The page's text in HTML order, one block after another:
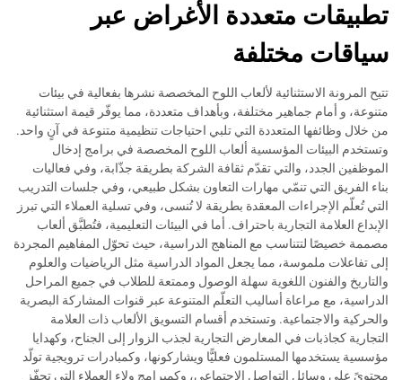
تطبيقات متعددة الأغراض عبر
سياقات مختلفة
تتيح المرونة الاستثنائية لألعاب اللوح المخصصة نشرها بفعالية في بيئات
متنوعة، و أمام جماهير مختلفة، وبأهداف متعددة، مما يوفّر قيمة استثنائية
من خلال وظائفها المتعددة التي تلبي احتياجات تنظيمية متنوعة في آنٍ واحد.
وتستخدم البيئات المؤسسية ألعاب اللوح المخصصة في برامج إدخال
الموظفين الجدد، والتي تقدّم ثقافة الشركة بطريقة جذّابة، وفي فعاليات
بناء الفريق التي تنمّي مهارات التعاون بشكل طبيعي، وفي جلسات التدريب
التي تُعلّم الإجراءات المعقدة بطريقة لا تُنسى، وفي تسلية العملاء التي تبرز
الإبداع العلامة التجارية باحتراف. أما في البيئات التعليمية، فتُطبَّق ألعاب
مصممة خصيصًا لتتناسب مع المناهج الدراسية، حيث تحوّل المفاهيم المجردة
إلى تفاعلات ملموسة، مما يجعل المواد الدراسية مثل الرياضيات والعلوم
والتاريخ والفنون اللغوية سهلة الوصول وممتعة للطلاب في جميع المراحل
الدراسية، مع مراعاة أساليب التعلّم المتنوعة عبر قنوات المشاركة البصرية
والحركية والاجتماعية. وتستخدم أقسام التسويق الألعاب ذات العلامة
التجارية كجاذبات في المعارض التجارية لجذب الزوار إلى الجناح، وكهدايا
مؤسسية يستخدمها المستلمون فعليًّا ويشاركونها، وكمبادرات ترويجية تولّد
محتوىً على وسائل التواصل الاجتماعي، وكمبرامِج ولاء العملاء التي تحفّز